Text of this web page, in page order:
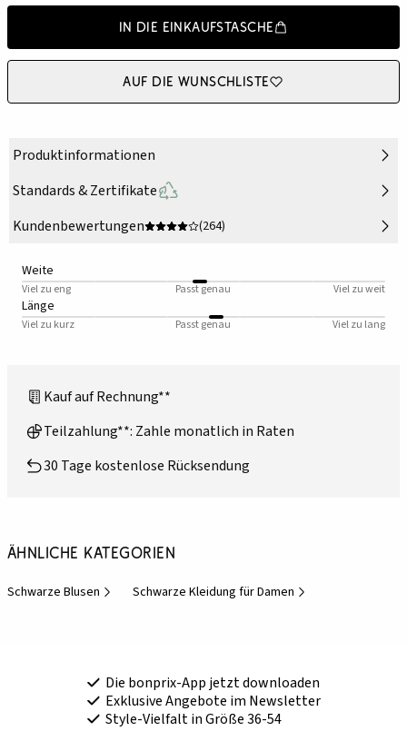
In die Einkaufstasche
Auf die Wunschliste
Produktinformationen
Standards & Zertifikate
Kundenbewertungen
(264)
Weite
Viel zu eng Passt genau Viel zu weit
Länge
Viel zu kurz Passt genau Viel zu lang
Kauf auf Rechnung**
Teilzahlung**: Zahle monatlich in Raten
30 Tage kostenlose Rücksendung
Ähnliche Kategorien
Schwarze Blusen Schwarze Kleidung für Damen
Die bonprix-App jetzt downloaden
Exklusive Angebote im Newsletter
Style-Vielfalt in Größe 36-54